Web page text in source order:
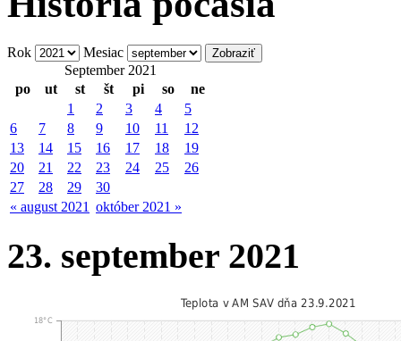
Rok
Mesiac
September 2021
po
ut st št pi so ne
« august 2021 október 2021 »
1 2 3 4
5
6
7 8 9 10 11
12
13
14 15 16 17 18
19
20
21 22 23 24 25
26
27
28 29 30
23. september 2021